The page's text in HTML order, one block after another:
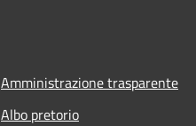
Amministrazione trasparente
Albo pretorio